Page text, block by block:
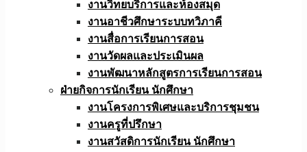
งานวิทยบริการและห้องสมุด
งานอาชีวศึกษาระบบทวิภาคี
งานสื่อการเรียนการสอน
งานวัดผลและประเมินผล
งานพัฒนาหลักสูตรการเรียนการสอน
ฝ่ายกิจการนักเรียน นักศึกษา
งานโครงการพิเศษและบริการชุมชน
งานครูที่ปรึกษา
งานสวัสดิการนักเรียน นักศึกษา